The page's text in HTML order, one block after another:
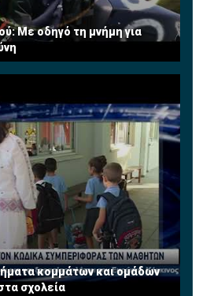
Με οδηγό τη μνήμη για
κομμάτων και ομάδων
σχολεία